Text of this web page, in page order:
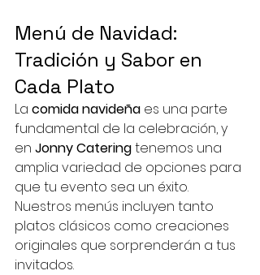
Menú de Navidad:
Tradición y Sabor en
Cada Plato
La comida navideña es una parte
fundamental de la celebración, y
en Jonny Catering tenemos una
amplia variedad de opciones para
que tu evento sea un éxito.
Nuestros menús incluyen tanto
platos clásicos como creaciones
originales que sorprenderán a tus
invitados.